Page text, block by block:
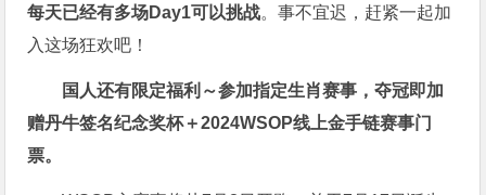
每天已经有多场Day1可以挑战。事不宜迟，赶紧一起加
入这场狂欢吧！
国人还有限定福利～参加指定生肖赛事，夺冠即加
赠丹牛签名纪念奖杯＋2024WSOP线上金手链赛事门
票。